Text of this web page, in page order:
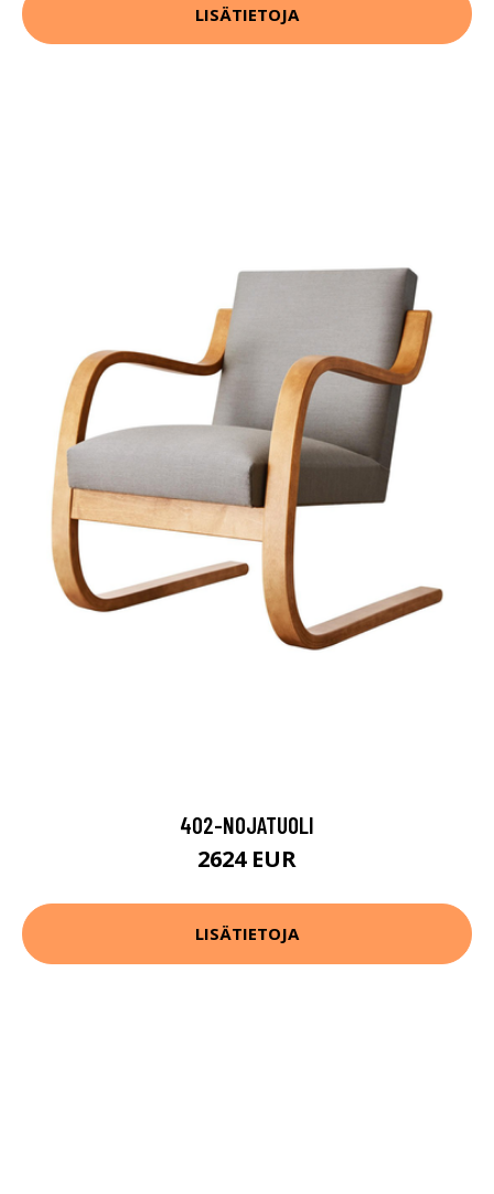
LISÄTIETOJA
402-NOJATUOLI
2624 EUR
LISÄTIETOJA